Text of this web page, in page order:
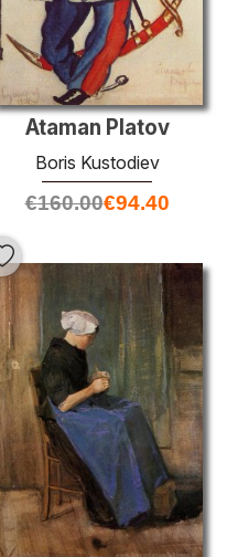
Ataman Platov
Boris Kustodiev
€160.00€94.40